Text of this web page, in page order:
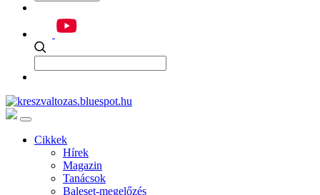
Cikkek
Hírek
Magazin
Tanácsok
Baleset-megelőzés